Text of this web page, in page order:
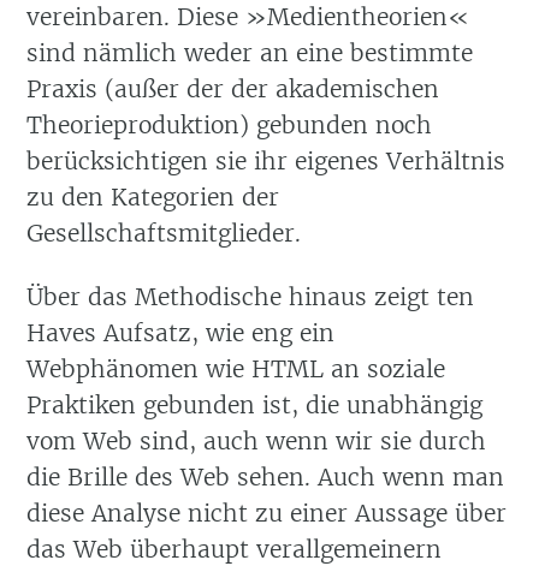
vereinbaren. Diese »Medientheorien«
sind nämlich weder an eine bestimmte
Praxis (außer der der akademischen
Theorieproduktion) gebunden noch
berücksichtigen sie ihr eigenes Verhältnis
zu den Kategorien der
Gesellschaftsmitglieder.
Über das Methodische hinaus zeigt ten
Haves Aufsatz, wie eng ein
Webphänomen wie HTML an soziale
Praktiken gebunden ist, die unabhängig
vom Web sind, auch wenn wir sie durch
die Brille des Web sehen. Auch wenn man
diese Analyse nicht zu einer Aussage über
das Web überhaupt verallgemeinern